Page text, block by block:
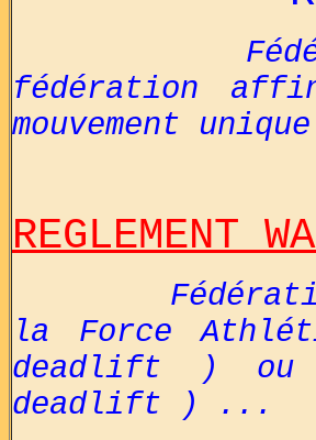
fédération
mouvement
REGLEMENT
la Force
deadlift ) ou
deadlift ) ...